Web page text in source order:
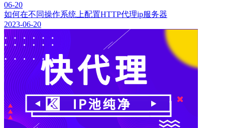
06-20
如何在不同操作系统上配置HTTP代理ip服务器
2023-06-20